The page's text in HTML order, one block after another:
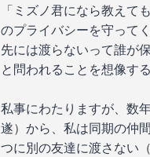
「ミズノ君になら教えて
のプライバシーを守って
先には渡らないって誰が
と問われることを想像す
私事にわたりますが、数
遂）から、私は同期の仲
つに別の友達に渡さない